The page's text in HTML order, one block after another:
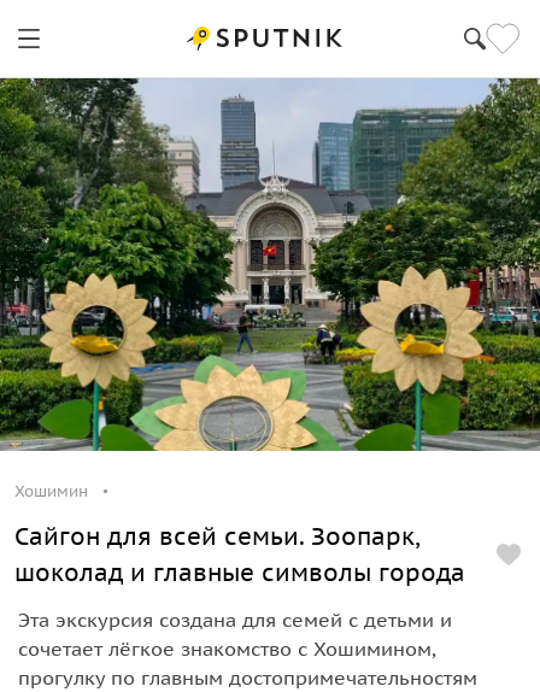
Хошимин
Сайгон для всей семьи. Зоопарк,
шоколад и главные символы города
Эта экскурсия создана для семей с детьми и
сочетает лёгкое знакомство с Хошимином,
прогулку по главным достопримечательностям